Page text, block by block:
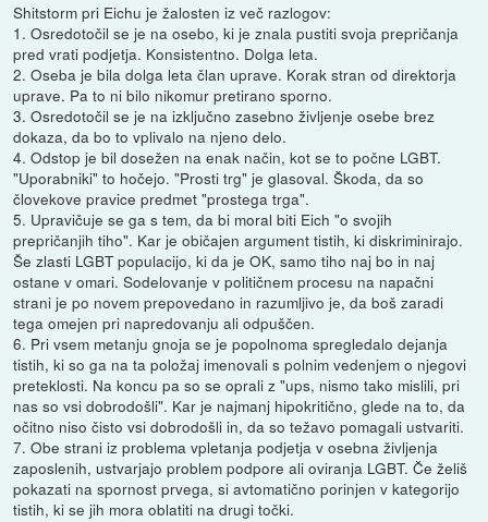
Shitstorm pri Eichu je žalosten iz več razlogov:
1. Osredotočil se je na osebo, ki je znala pustiti svoja prepričanja
pred vrati podjetja. Konsistentno. Dolga leta.
2. Oseba je bila dolga leta član uprave. Korak stran od direktorja
uprave. Pa to ni bilo nikomur pretirano sporno.
3. Osredotočil se je na izključno zasebno življenje osebe brez
dokaza, da bo to vplivalo na njeno delo.
4. Odstop je bil dosežen na enak način, kot se to počne LGBT.
"Uporabniki" to hočejo. "Prosti trg" je glasoval. Škoda, da so
človekove pravice predmet "prostega trga".
5. Upravičuje se ga s tem, da bi moral biti Eich "o svojih
prepričanjih tiho". Kar je običajen argument tistih, ki diskriminirajo.
Še zlasti LGBT populacijo, ki da je OK, samo tiho naj bo in naj
ostane v omari. Sodelovanje v političnem procesu na napačni
strani je po novem prepovedano in razumljivo je, da boš zaradi
tega omejen pri napredovanju ali odpuščen.
6. Pri vsem metanju gnoja se je popolnoma spregledalo dejanja
tistih, ki so ga na ta položaj imenovali s polnim vedenjem o njegovi
preteklosti. Na koncu pa so se oprali z "ups, nismo tako mislili, pri
nas so vsi dobrodošli". Kar je najmanj hipokritično, glede na to, da
očitno niso čisto vsi dobrodošli in, da so težavo pomagali ustvariti.
7. Obe strani iz problema vpletanja podjetja v osebna življenja
zaposlenih, ustvarjajo problem podpore ali oviranja LGBT. Če želiš
pokazati na spornost prvega, si avtomatično porinjen v kategorijo
tistih, ki se jih mora oblatiti na drugi točki.